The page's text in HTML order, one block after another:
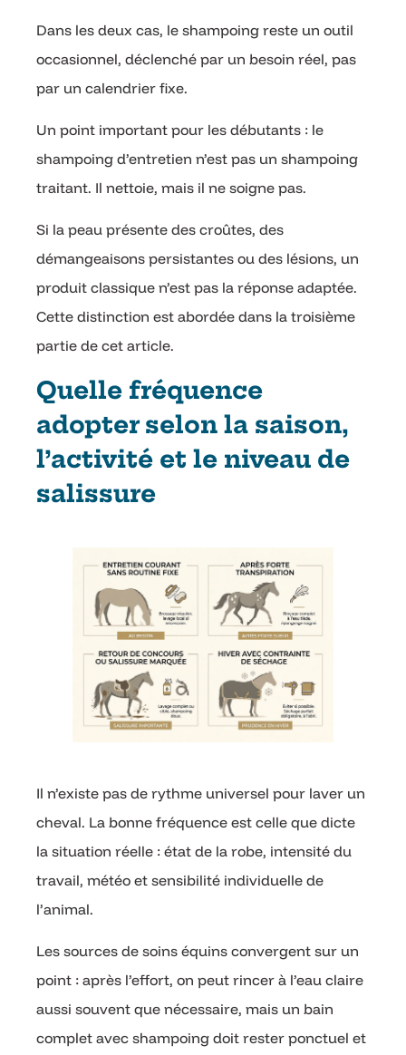
Dans les deux cas, le shampoing reste un outil
occasionnel, déclenché par un besoin réel, pas
par un calendrier fixe.
Un point important pour les débutants : le
shampoing d’entretien n’est pas un shampoing
traitant. Il nettoie, mais il ne soigne pas.
Si la peau présente des croûtes, des
démangeaisons persistantes ou des lésions, un
produit classique n’est pas la réponse adaptée.
Cette distinction est abordée dans la troisième
partie de cet article.
Quelle fréquence
adopter selon la saison,
l’activité et le niveau de
salissure
Il n’existe pas de rythme universel pour laver un
cheval. La bonne fréquence est celle que dicte
la situation réelle : état de la robe, intensité du
travail, météo et sensibilité individuelle de
l’animal.
Les sources de soins équins convergent sur un
point : après l’effort, on peut rincer à l’eau claire
aussi souvent que nécessaire, mais un bain
complet avec shampoing doit rester ponctuel et